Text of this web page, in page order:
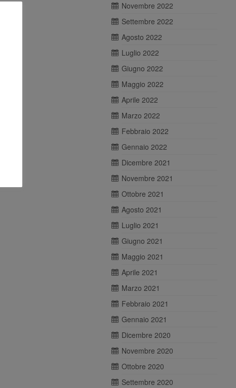
Novembre 2022
Settembre 2022
Agosto 2022
Luglio 2022
Giugno 2022
Maggio 2022
Aprile 2022
Marzo 2022
Febbraio 2022
Gennaio 2022
Dicembre 2021
Novembre 2021
Ottobre 2021
Agosto 2021
Luglio 2021
Giugno 2021
Maggio 2021
Aprile 2021
Marzo 2021
Febbraio 2021
Gennaio 2021
Dicembre 2020
Novembre 2020
Ottobre 2020
Settembre 2020